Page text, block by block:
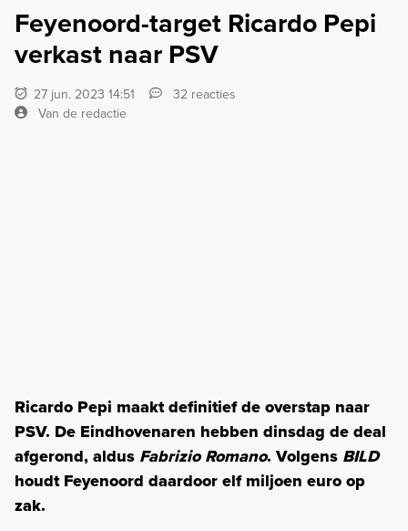
Feyenoord-target Ricardo Pepi
verkast naar PSV
27 jun. 2023 14:51
32 reacties
Van de redactie
Ricardo Pepi maakt definitief de overstap naar
PSV. De Eindhovenaren hebben dinsdag de deal
afgerond, aldus Fabrizio Romano. Volgens BILD
houdt Feyenoord daardoor elf miljoen euro op
zak.